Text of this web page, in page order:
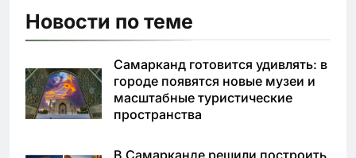
Новости по теме
Самарканд готовится удивлять: в
городе появятся новые музеи и
масштабные туристические
пространства